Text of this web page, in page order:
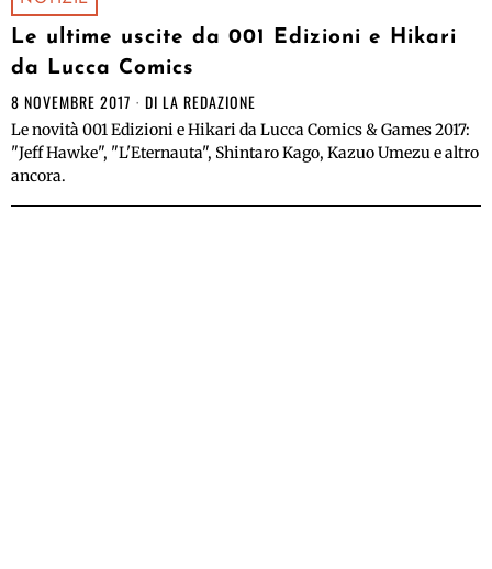
Le ultime uscite da 001 Edizioni e Hikari
da Lucca Comics
8 NOVEMBRE 2017 DI LA REDAZIONE
Le novità 001 Edizioni e Hikari da Lucca Comics & Games 2017:
"Jeff Hawke", "L'Eternauta", Shintaro Kago, Kazuo Umezu e altro
ancora.